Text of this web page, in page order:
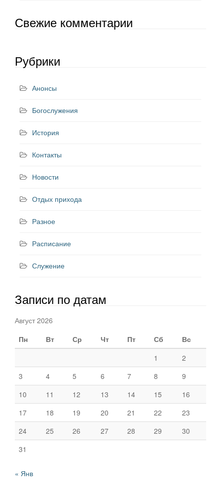
Свежие комментарии
Рубрики
Анонсы
Богослужения
История
Контакты
Новости
Отдых прихода
Разное
Расписание
Служение
Записи по датам
Август 2026
Пн
Вт Ср Чт Пт Сб
Вс
1
2
3
4 5 6 7 8
9
10
11 12 13 14 15
16
17
18 19 20 21 22
23
24
25 26 27 28 29
30
31
« Янв